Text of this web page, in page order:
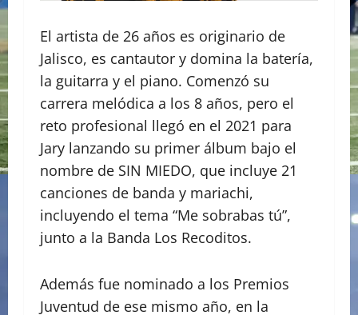
El artista de 26 años es originario de
Jalisco, es cantautor y domina la batería,
la guitarra y el piano. Comenzó su
carrera melódica a los 8 años, pero el
reto profesional llegó en el 2021 para
Jary lanzando su primer álbum bajo el
nombre de SIN MIEDO, que incluye 21
canciones de banda y mariachi,
incluyendo el tema “Me sobrabas tú”,
junto a la Banda Los Recoditos.
Además fue nominado a los Premios
Juventud de ese mismo año, en la